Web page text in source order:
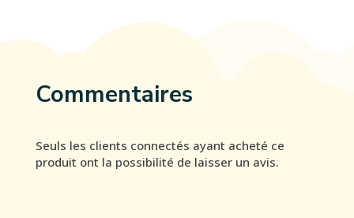
Commentaires
Seuls les clients connectés ayant acheté ce
produit ont la possibilité de laisser un avis.